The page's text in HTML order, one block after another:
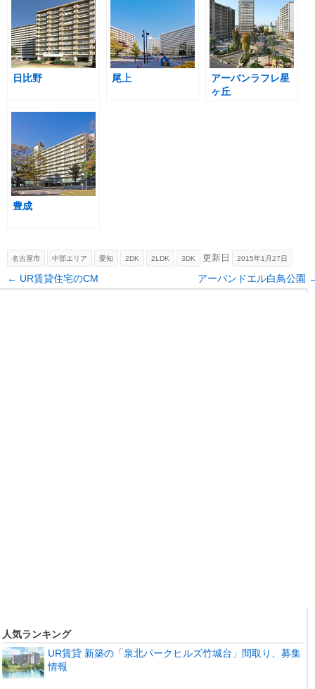
日比野 尾上
アーバンラフレ星
ヶ丘
豊成
名古屋市 中部エリア 愛知 2DK 2LDK 3DK 更新日 2015年1月27日
Post navigation
← UR賃貸住宅のCM アーバンドエル白鳥公園
人気ランキング
UR賃貸 新築の「泉北パークヒルズ竹城台」間取り、募集
情報